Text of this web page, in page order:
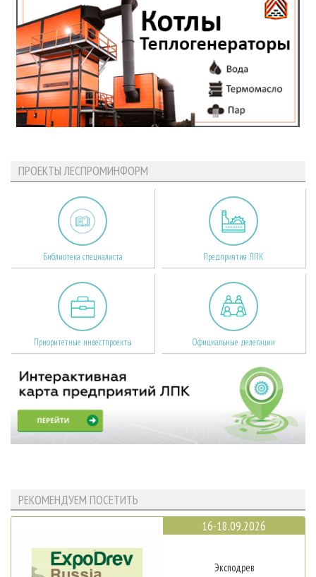
ПРОЕКТЫ ЛЕСПРОМИНФОРМ
Библиотека специалиста Предприятия ЛПК
Приоритетные инвестпроекты Официальные делегации
РЕКОМЕНДУЕМ ПОСЕТИТЬ
16-18.09.2026
Эксподрев